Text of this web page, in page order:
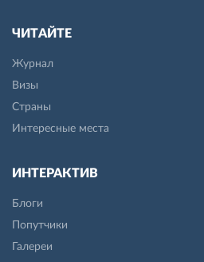
ЧИТАЙТЕ
Журнал
Визы
Страны
Интересные места
ИНТЕРАКТИВ
Блоги
Попутчики
Галереи